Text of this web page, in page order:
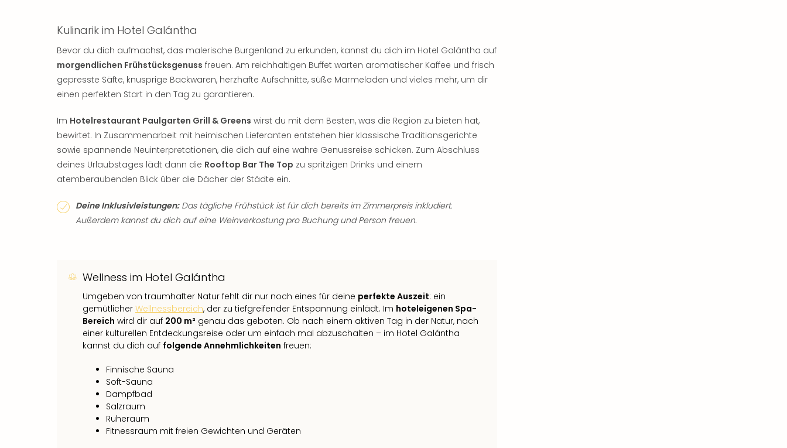
Kulinarik im Hotel Galántha
Bevor du dich aufmachst, das malerische Burgenland zu erkunden, kannst du dich im Hotel Galántha auf
morgendlichen Frühstücksgenuss freuen. Am reichhaltigen Buffet warten aromatischer Kaffee und frisch
gepresste Säfte, knusprige Backwaren, herzhafte Aufschnitte, süße Marmeladen und vieles mehr, um dir
einen perfekten Start in den Tag zu garantieren.
Im Hotelrestaurant Paulgarten Grill & Greens wirst du mit dem Besten, was die Region zu bieten hat,
bewirtet. In Zusammenarbeit mit heimischen Lieferanten entstehen hier klassische Traditionsgerichte
sowie spannende Neuinterpretationen, die dich auf eine wahre Genussreise schicken. Zum Abschluss
deines Urlaubstages lädt dann die Rooftop Bar The Top zu spritzigen Drinks und einem
atemberaubenden Blick über die Dächer der Städte ein.
Deine Inklusivleistungen:Das tägliche Frühstück ist für dich bereits im Zimmerpreis inkludiert.
Außerdem kannst du dich auf eine Weinverkostung pro Buchung und Person freuen.
Wellness im Hotel Galántha
Umgeben von traumhafter Natur fehlt dir nur noch eines für deine perfekte Auszeit: ein
gemütlicher Wellnessbereich, der zu tiefgreifender Entspannung einlädt. Im hoteleigenen Spa-
Bereich wird dir auf 200 m² genau das geboten. Ob nach einem aktiven Tag in der Natur, nach
einer kulturellen Entdeckungsreise oder um einfach mal abzuschalten – im Hotel Galántha
kannst du dich auf folgende Annehmlichkeiten freuen:
Finnische Sauna
Soft-Sauna
Dampfbad
Salzraum
Ruheraum
Fitnessraum mit freien Gewichten und Geräten